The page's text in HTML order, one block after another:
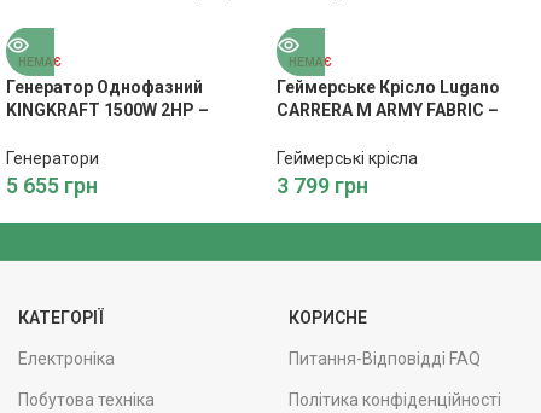
НЕМАЄ
Генератор Однофазний
KINGKRAFT 1500W 2HP –
Генератори
5 655 грн
НЕМАЄ
Геймерське Крісло Lugano
CARRERA M ARMY FABRIC –
Геймерські крісла
3 799 грн
КАТЕГОРІЇ
Електроніка
Побутова техніка
КОРИСНЕ
Питання-Відповідді FAQ
Політика конфіденційності